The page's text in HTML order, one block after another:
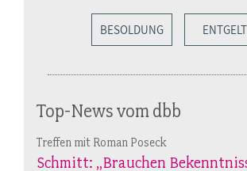
BESOLDUNG ENTGELT
Top-News vom dbb
Treffen mit Roman Poseck
Schmitt: „Brauchen